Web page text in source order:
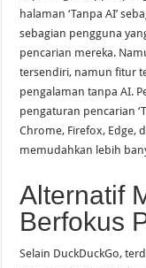
halaman ‘Tanpa AI’
sebagian pengguna
pencarian mereka.
tersendiri, namun fitur
pengalaman tanpa AI.
pengaturan pencarian
Chrome, Firefox, Edge,
memudahkan lebih
Alternatif
Berfokus
Selain DuckDuckGo,